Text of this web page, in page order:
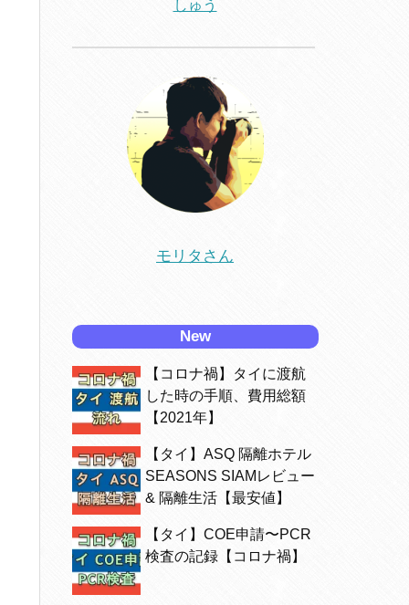
しゅう
モリタさん
New
【コロナ禍】タイに渡航
した時の手順、費用総額
【2021年】
【タイ】ASQ 隔離ホテル
SEASONS SIAMレビュー
& 隔離生活【最安値】
【タイ】COE申請〜PCR
検査の記録【コロナ禍】